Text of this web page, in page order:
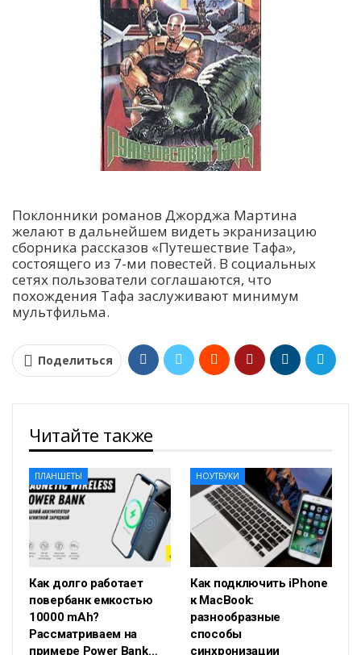
Поклонники романов Джорджа Мартина
желают в дальнейшем видеть экранизацию
сборника рассказов «Путешествие Тафа»,
состоящего из 7-ми повестей. В социальных
сетях пользователи соглашаются, что
похождения Тафа заслуживают минимум
мультфильма.
Поделиться
Читайте также
ПЛАНШЕТЫ
Как долго работает
повербанк емкостью
10000 mAh?
Рассматриваем на
примере Power Bank…
НОУТБУКИ
Как подключить iPhone
к MacBook:
разнообразные
способы
синхронизации